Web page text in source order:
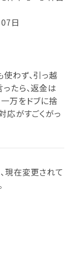
日
使わず、引っ越
たら、返金は
万をドブに捨
応がすごくがっ
現在変更されて